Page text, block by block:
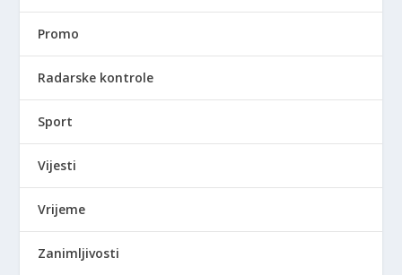
Promo
Radarske kontrole
Sport
Vijesti
Vrijeme
Zanimljivosti